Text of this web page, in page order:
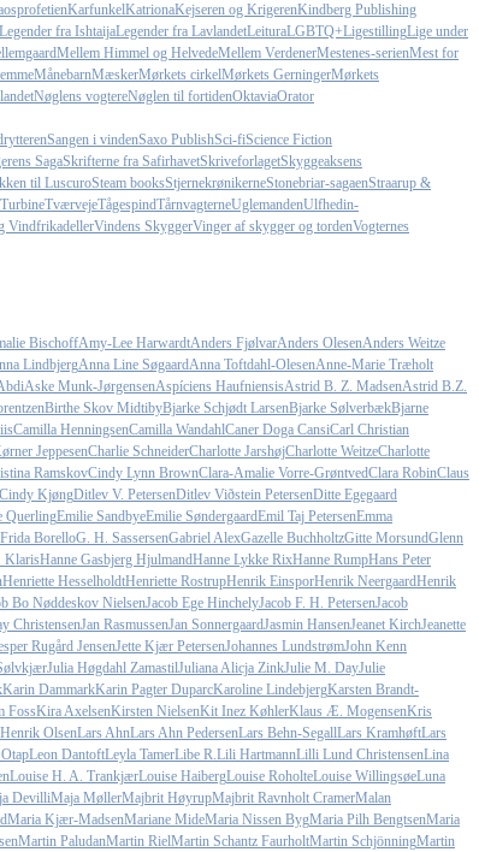
KarfunkelKatrionaKejseren og KrigerenKindberg Publishing
Legender fra IshtaijaLegender fra LavlandetLeituraLGBTQ+LigestillingLige under
Mellem Himmel og HelvedeMellem VerdenerMestenes-serienMest for
MånebarnMæskerMørkets cirkelMørkets GerningerMørkets
Nøglens vogtereNøglen til fortidenOktaviaOrator
Sangen i vindenSaxo PublishSci-fiScience Fiction
SagaSkrifterne fra SafirhavetSkriveforlagetSkyggeaksens
til LuscuroSteam booksStjernekrønikerneStonebriar-sagaenStraarup &
TurbineTværvejeTågespindTårnvagterneUglemandenUlfhedin-
VindfrikadellerVindens SkyggerVinger af skygger og tordenVogternes
BischoffAmy-Lee HarwardtAnders FjølvarAnders OlesenAnders Weitze
LindbjergAnna Line SøgaardAnna Toftdahl-OlesenAnne-Marie Træholt
Aske Munk-JørgensenAspíciens HaufniensisAstrid B. Z. MadsenAstrid B.Z.
Birthe Skov MidtibyBjarke Schjødt LarsenBjarke SølverbækBjarne
Camilla HenningsenCamilla WandahlCaner Doga CansiCarl Christian
JeppesenCharlie SchneiderCharlotte JarshøjCharlotte WeitzeCharlotte
RamskovCindy Lynn BrownClara-Amalie Vorre-GrøntvedClara RobinClaus
KjøngDitlev V. PetersenDitlev Viðstein PetersenDitte Egegaard
QuerlingEmilie SandbyeEmilie SøndergaardEmil Taj PetersenEmma
Frida BorelloG. H. SassersenGabriel AlexGazelle BuchholtzGitte MorsundGlenn
KlarisHanne Gasbjerg HjulmandHanne Lykke RixHanne RumpHans Peter
Henriette HesselholdtHenriette RostrupHenrik EinsporHenrik NeergaardHenrik
Bo Nøddeskov NielsenJacob Ege HinchelyJacob F. H. PetersenJacob
ChristensenJan RasmussenJan SonnergaardJasmin HansenJeanet KirchJeanette
Rugård JensenJette Kjær PetersenJohannes LundstrømJohn Kenn
Julia Høgdahl ZamastilJuliana Alicja ZinkJulie M. DayJulie
Karin DammarkKarin Pagter DuparcKaroline LindebjergKarsten Brandt-
FossKira AxelsenKirsten NielsenKit Inez KøhlerKlaus Æ. MogensenKris
OlsenLars AhnLars Ahn PedersenLars Behn-SegallLars KramhøftLars
Leon DantoftLeyla TamerLibe R. Lili HartmannLilli Lund ChristensenLina
Louise H. A. TrankjærLouise HaibergLouise RoholteLouise WillingsøeLuna
DevilliMaja MøllerMajbrit HøyrupMajbrit Ravnholt CramerMalan
Maria Kjær-MadsenMariane MideMaria Nissen BygMaria Pilh BengtsenMaria
Martin PaludanMartin RielMartin Schantz FaurholtMartin SchjönningMartin